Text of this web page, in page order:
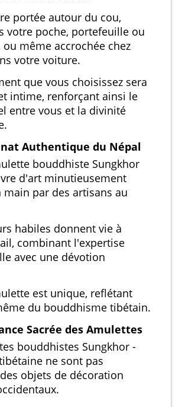
portée autour du cou,
votre poche, portefeuille ou
ou même accrochée chez
votre voiture.
que vous choisissez sera
intime, renforçant ainsi le
entre vous et la divinité
Authentique du Népal
bouddhiste Sungkhor
d'art minutieusement
main par des artisans au
habiles donnent vie à
combinant l'expertise
avec une dévotion
est unique, reflétant
du bouddhisme tibétain.
Sacrée des Amulettes
bouddhistes Sungkhor -
ne sont pas
objets de décoration